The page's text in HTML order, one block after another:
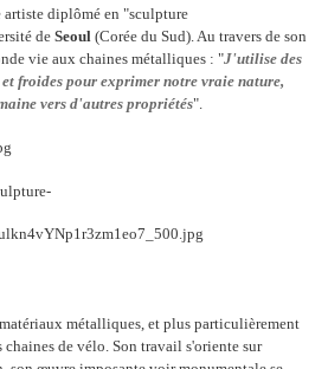
artiste diplômé en "sculpture
de Seoul (Corée du Sud). Au travers de son
vie aux chaines métalliques : "J'utilise des
froides pour exprimer notre vraie nature,
vers d'autres propriétés".
métalliques, et plus particulièrement
chaines de vélo. Son travail s'oriente sur